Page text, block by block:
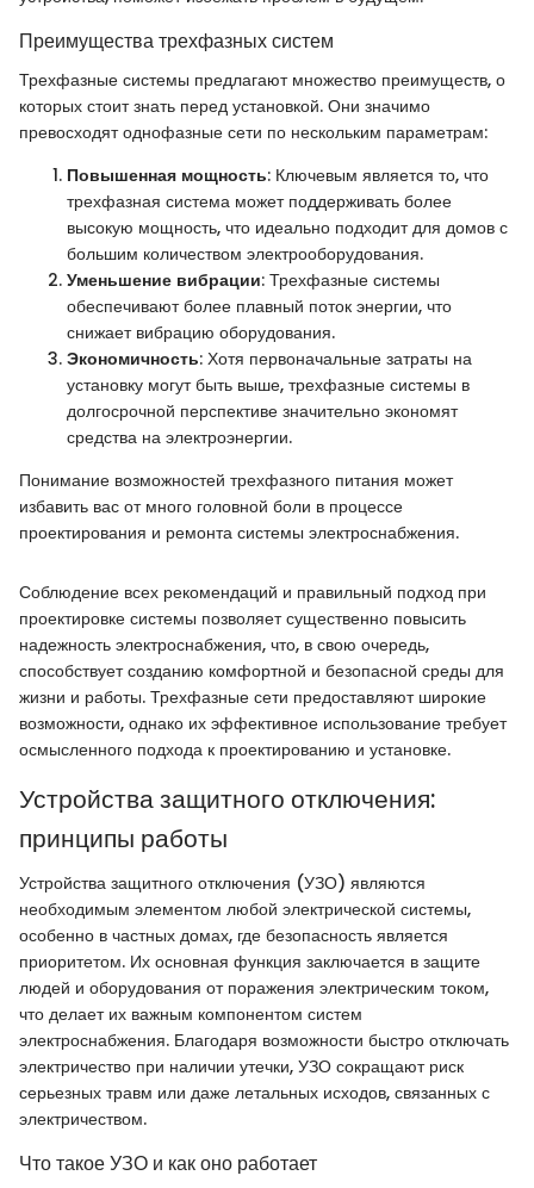
Преимущества трехфазных систем
Трехфазные системы предлагают множество преимуществ, о
которых стоит знать перед установкой. Они значимо
превосходят однофазные сети по нескольким параметрам:
Повышенная мощность: Ключевым является то, что
трехфазная система может поддерживать более
высокую мощность, что идеально подходит для домов с
большим количеством электрооборудования.
Уменьшение вибрации: Трехфазные системы
обеспечивают более плавный поток энергии, что
снижает вибрацию оборудования.
Экономичность: Хотя первоначальные затраты на
установку могут быть выше, трехфазные системы в
долгосрочной перспективе значительно экономят
средства на электроэнергии.
Понимание возможностей трехфазного питания может
избавить вас от много головной боли в процессе
проектирования и ремонта системы электроснабжения.
Соблюдение всех рекомендаций и правильный подход при
проектировке системы позволяет существенно повысить
надежность электроснабжения, что, в свою очередь,
способствует созданию комфортной и безопасной среды для
жизни и работы. Трехфазные сети предоставляют широкие
возможности, однако их эффективное использование требует
осмысленного подхода к проектированию и установке.
Устройства защитного отключения:
принципы работы
Устройства защитного отключения (УЗО) являются
необходимым элементом любой электрической системы,
особенно в частных домах, где безопасность является
приоритетом. Их основная функция заключается в защите
людей и оборудования от поражения электрическим током,
что делает их важным компонентом систем
электроснабжения. Благодаря возможности быстро отключать
электричество при наличии утечки, УЗО сокращают риск
серьезных травм или даже летальных исходов, связанных с
электричеством.
Что такое УЗО и как оно работает